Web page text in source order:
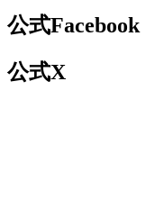
公式Facebook
公式X